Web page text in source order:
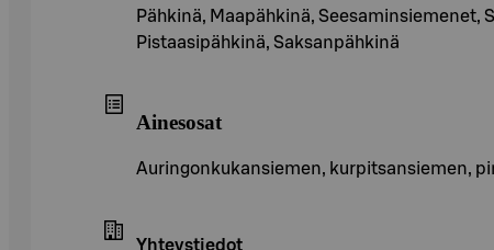
Pähkinä, Maapähkinä,
Pistaasipähkinä, Saksanpähkinä
Ainesosat
Auringonkukansiemen, kurpitsansiemen,
Yhteystiedot